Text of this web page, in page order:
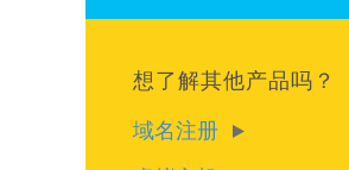
想了解其他产品吗？
域名注册